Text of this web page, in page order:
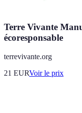
Terre Vivante
écoresponsable
terrevivante.org
21 EURVoir le prix